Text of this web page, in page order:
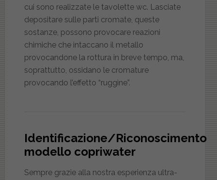
cui sono realizzate le tavolette wc. Lasciate
depositare sulle parti cromate, queste
sostanze, possono provocare reazioni
chimiche che intaccano il metallo
provocandone la rottura in breve tempo, ma,
soprattutto, ossidano le cromature
provocando l’effetto “ruggine”.
Identificazione/Riconoscimento
modello copriwater
Sempre grazie alla nostra esperienza ultra-